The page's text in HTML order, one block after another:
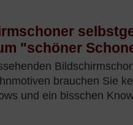
"schöner
brauchen Sie
und ein bisschen